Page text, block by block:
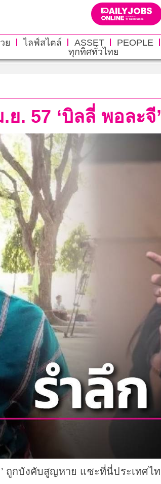
ย ไลฟ์สไตล์ ASSET PEOPLE
ทุกทิศทั่วไทย
.ย. 57 ‘บิลลี่ พอละ
’ ถูกบังคับสูญหาย แซะที่นี่ประเทศ